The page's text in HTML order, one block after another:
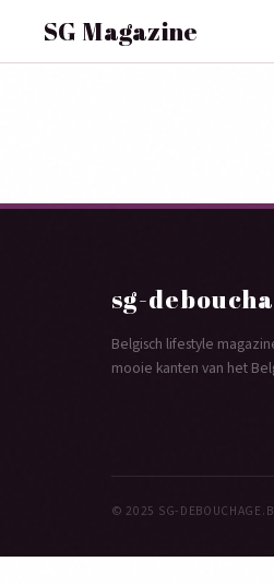
SG Magazine
sg-
Belgisch lifestyle
mooie kanten van het
© 2025 SG-